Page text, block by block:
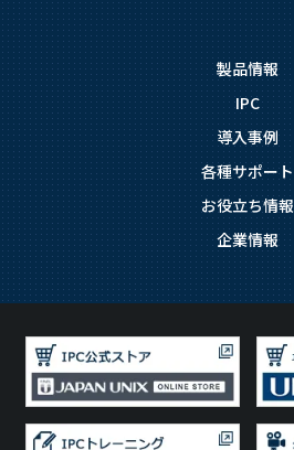
製品情報
IPC
導入事例
各種サポート
お役立ち情報
企業情報